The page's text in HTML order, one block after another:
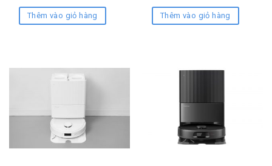
Thêm vào giỏ hàng Thêm vào giỏ hàng